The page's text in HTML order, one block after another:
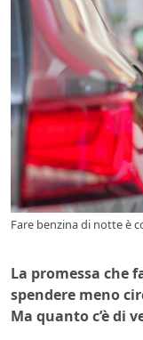
Fare benzina di notte è
La promessa che
spendere meno
Ma quanto c’è di